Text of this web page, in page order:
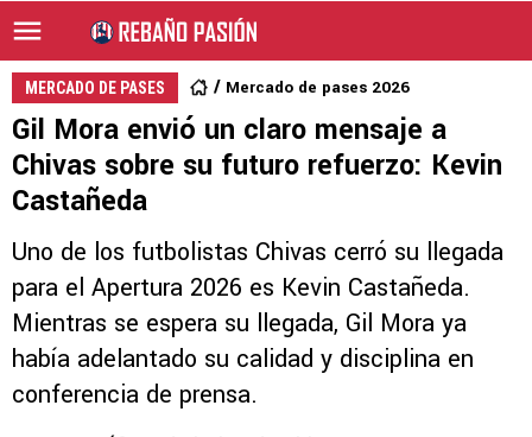
MERCADO DE PASES Mercado de pases 2026
Gil Mora envió un claro mensaje a
Chivas sobre su futuro refuerzo: Kevin
Castañeda
Uno de los futbolistas Chivas cerró su llegada
para el Apertura 2026 es Kevin Castañeda.
Mientras se espera su llegada, Gil Mora ya
había adelantado su calidad y disciplina en
conferencia de prensa.